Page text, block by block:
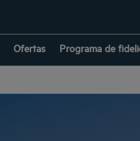
Ofertas Programa de